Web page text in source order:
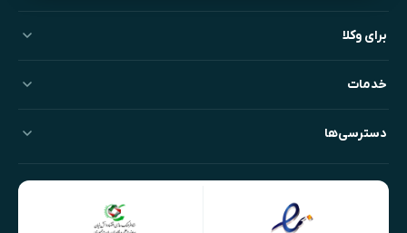
برای وکلا
خدمات
دسترسی‌ها